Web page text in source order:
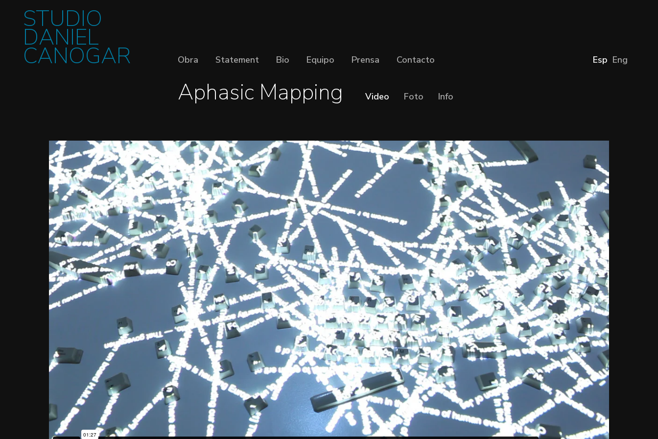
STUDIO
DANIEL
CANOGAR Obra Statement Bio Equipo Prensa Contacto Esp Eng
Aphasic Mapping Video Foto Info